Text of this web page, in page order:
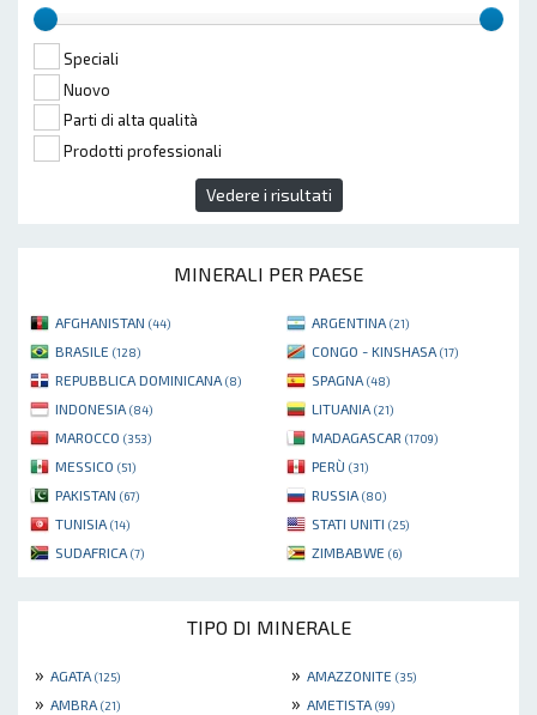
Speciali
Nuovo
Parti di alta qualità
Prodotti professionali
Vedere i risultati
MINERALI PER PAESE
AFGHANISTAN (44) ARGENTINA (21)
BRASILE (128) CONGO - KINSHASA (17)
REPUBBLICA DOMINICANA (8) SPAGNA (48)
INDONESIA (84) LITUANIA (21)
MAROCCO (353) MADAGASCAR (1709)
MESSICO (51) PERÙ (31)
PAKISTAN (67) RUSSIA (80)
TUNISIA (14) STATI UNITI (25)
SUDAFRICA (7) ZIMBABWE (6)
TIPO DI MINERALE
» AGATA (125) » AMAZZONITE (35)
» AMBRA (21) » AMETISTA (99)